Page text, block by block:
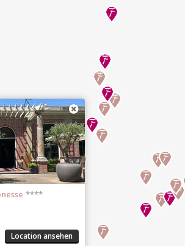
****
Location ansehen